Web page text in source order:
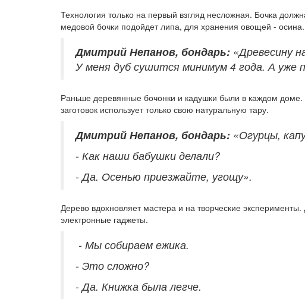
Технология только на первый взгляд несложная. Бочка
медовой бочки подойдет липа, для хранения овощей -
Дмитрий Непанов, бондарь: «Древесину
У меня дуб сушится минимум 4 года. А уже
Раньше деревянные бочонки и кадушки были в каждом
заготовок использует только свою натуральную тару.
Дмитрий Непанов, бондарь: «Огурцы,
- Как наши бабушки делали?
- Да. Осенью приезжайте, угощу».
Дерево вдохновляет мастера и на творческие
электронные гаджеты.
- Мы собираем ежика.
- Это сложно?
- Да. Книжка была легче.